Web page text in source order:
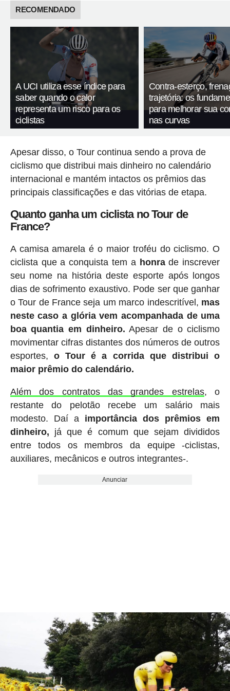
RECOMENDADO
A UCI utiliza esse índice para
saber quando o calor
representa um risco para os
ciclistas
Contra-esterço,
trajetória: os
para melhorar sua
nas curvas
Apesar disso, o Tour continua sendo a prova de
ciclismo que distribui mais dinheiro no calendário
internacional e mantém intactos os prêmios das
principais classificações e das vitórias de etapa.
Quanto ganha um ciclista no Tour de
France?
A camisa amarela é o maior troféu do ciclismo. O
ciclista que a conquista tem a honrade inscrever
seu nome na história deste esporte após longos
dias de sofrimento exaustivo. Pode ser que ganhar
o Tour de France seja um marco indescritível, mas
neste caso a glória vem acompanhada de uma
boa quantia em dinheiro. Apesar de o ciclismo
movimentar cifras distantes dos números de outros
esportes, o Tour é a corrida que distribui o
maior prêmio do calendário.
Além dos contratos das grandes estrelas, o
restante do pelotão recebe um salário mais
modesto. Daí a importância dos prêmios em
dinheiro, já que é comum que sejam divididos
entre todos os membros da equipe -ciclistas,
auxiliares, mecânicos e outros integrantes-.
Anunciar